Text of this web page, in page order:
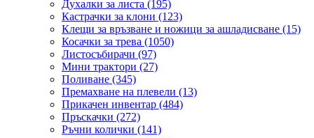
Духалки за листа (195)
Кастрачки за клони (123)
Клещи за връзване и ножици за ашладисване (15)
Косачки за трева (1050)
Листосъбирачи (97)
Мини трактори (27)
Поливане (345)
Премахване на плевели (13)
Прикачен инвентар (484)
Пръскачки (272)
Ръчни колички (141)